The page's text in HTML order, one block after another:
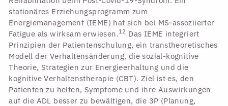
stationäres Erziehungsprogramm zum
Energiemanagement (IEME) hat sich bei MS-assoziierter
Fatigue als wirksam erwiesen.12 Das IEME integriert
Prinzipien der Patientenschulung, ein transtheoretisches
Modell der Verhaltensänderung, die sozial-kognitive
Theorie, Strategien zur Energieerhaltung und die
kognitive Verhaltenstherapie (CBT). Ziel ist es, den
Patienten zu helfen, Symptome und ihre Auswirkungen
auf die ADL besser zu bewältigen, die 3P (Planung,